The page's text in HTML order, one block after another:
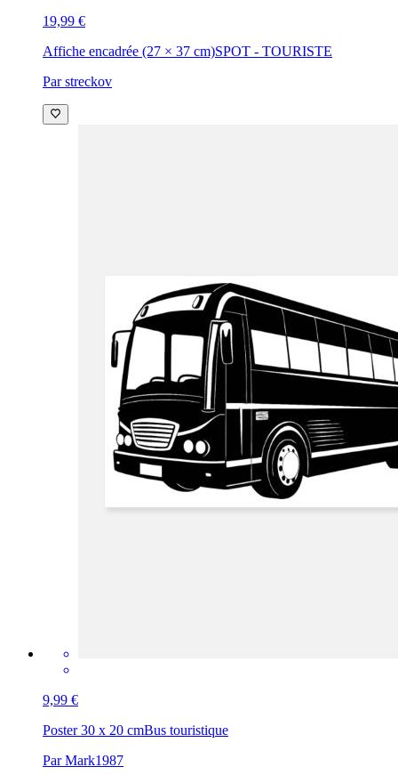
19,99 €
Affiche encadrée (27 × 37 cm)SPOT - TOURISTE
Par streckov
9,99 €
Poster 30 x 20 cmBus touristique
Par Mark1987